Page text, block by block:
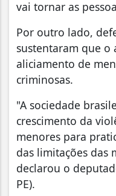
vai tornar as
Por outro lado,
sustentaram que o
aliciamento de
criminosas.
"A sociedade
crescimento da
menores para
das limitações das
declarou o
PE).